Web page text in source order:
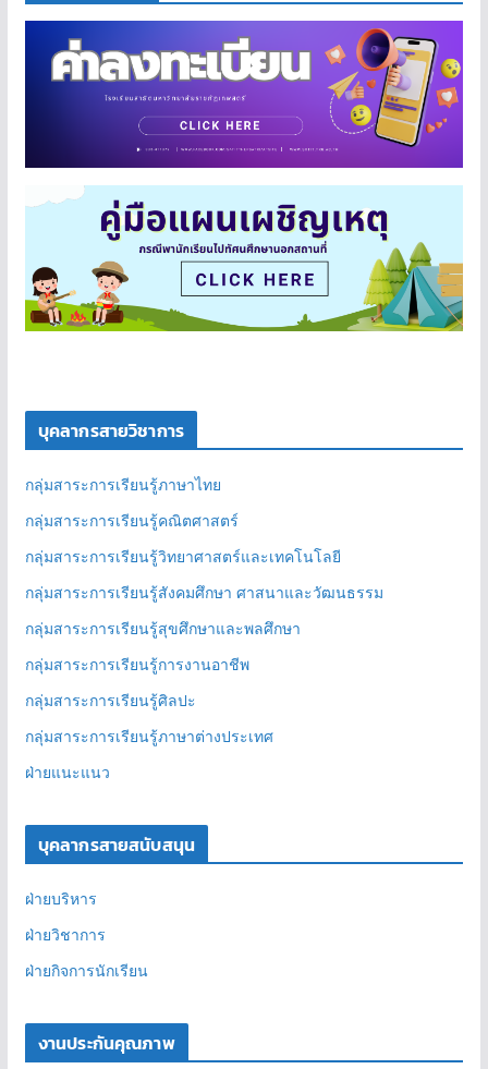
บุคลากรสายวิชาการ
กลุ่มสาระการเรียนรู้ภาษาไทย
กลุ่มสาระการเรียนรู้คณิตศาสตร์
กลุ่มสาระการเรียนรู้วิทยาศาสตร์และเทคโนโลยี
กลุ่มสาระการเรียนรู้สังคมศึกษา ศาสนาและวัฒนธรรม
กลุ่มสาระการเรียนรู้สุขศึกษาและพลศึกษา
กลุ่มสาระการเรียนรู้การงานอาชีพ
กลุ่มสาระการเรียนรู้ศิลปะ
กลุ่มสาระการเรียนรู้ภาษาต่างประเทศ
ฝ่ายแนะแนว
บุคลากรสายสนับสนุน
ฝ่ายบริหาร
ฝ่ายวิชาการ
ฝ่ายกิจการนักเรียน
งานประกันคุณภาพ